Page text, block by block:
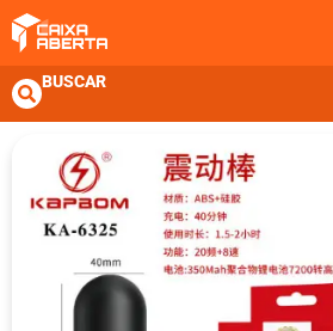
BUSCAR